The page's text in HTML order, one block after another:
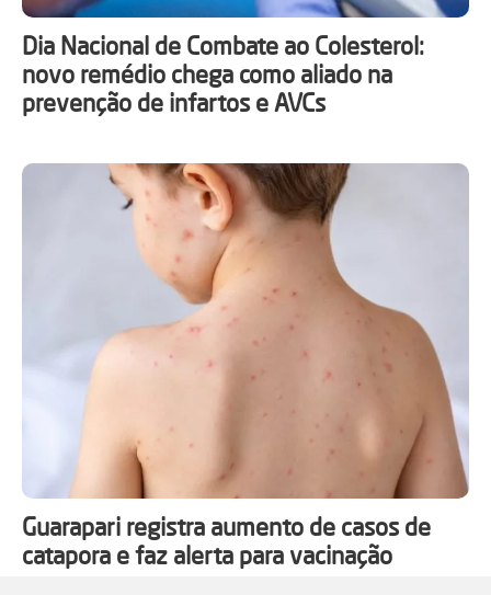
Dia Nacional de Combate ao Colesterol:
novo remédio chega como aliado na
prevenção de infartos e AVCs
Guarapari registra aumento de casos de
catapora e faz alerta para vacinação